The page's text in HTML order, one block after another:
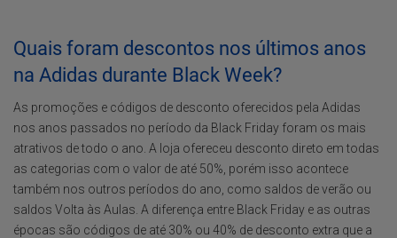
Quais foram descontos nos últimos anos
na Adidas durante Black Week?
As promoções e códigos de desconto oferecidos pela Adidas
nos anos passados no período da Black Friday foram os mais
atrativos de todo o ano. A loja ofereceu desconto direto em todas
as categorias com o valor de até 50%, porém isso acontece
também nos outros períodos do ano, como saldos de verão ou
saldos Volta às Aulas. A diferença entre Black Friday e as outras
épocas são códigos de até 30% ou 40% de desconto extra que a